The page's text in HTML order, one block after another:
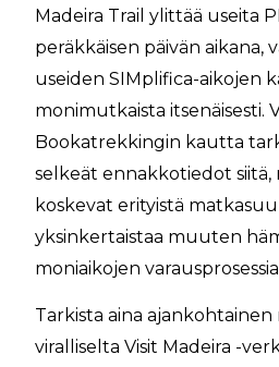
Madeira Trail ylittää useita
peräkkäisen päivän aikana,
useiden SIMplifica-aikojen
monimutkaista itsenäisesti.
Bookatrekkingin kautta
selkeät ennakkotiedot siitä,
koskevat erityistä
yksinkertaistaa muuten
moniaikojen
Tarkista aina
viralliselta Visit Madeira -